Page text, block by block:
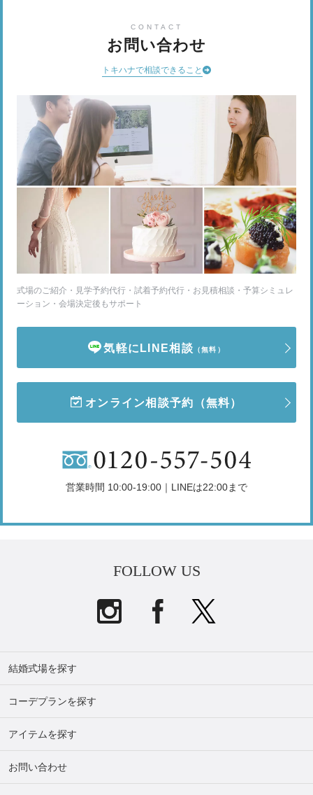
CONTACT
お問い合わせ
トキハナで相談できること
式場のご紹介・見学予約代行・試着予約代行・お見積相談・予算シミュレ
ーション・会場決定後もサポート
気軽にLINE相談 （無料）
オンライン相談予約 （無料）
営業時間 10:00-19:00｜LINEは22:00まで
FOLLOW US
結婚式場を探す
コーデプランを探す
アイテムを探す
お問い合わせ